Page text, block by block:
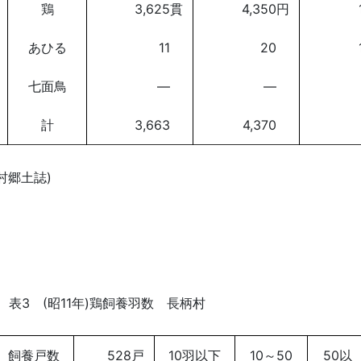
鶏 3,625貫 4,350円
あひる 11 20
七面鳥 ― ―
計 3,663 4,370
郷土誌)
表3 (昭11年)鶏飼養羽数 長柄村
飼養戸数 528戸 10羽以下 10～50 50以